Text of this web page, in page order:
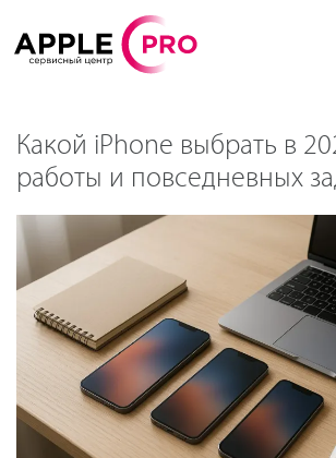
Какой iPhone выбрать в
работы и повседневных